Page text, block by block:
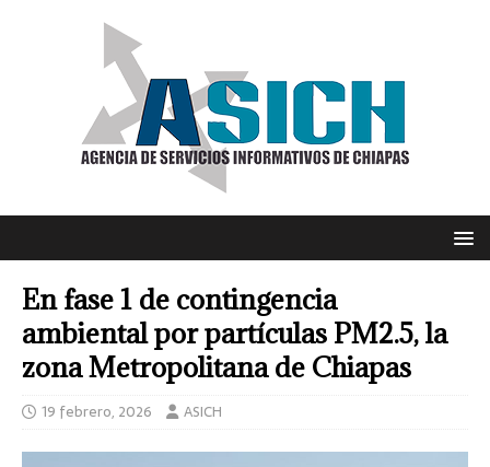
En fase 1 de contingencia
ambiental por partículas PM2.5, la
zona Metropolitana de Chiapas
19 febrero, 2026 ASICH